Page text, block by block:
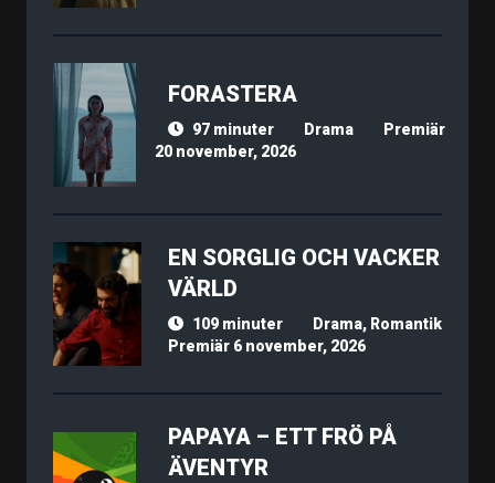
FORASTERA
97 minuter Drama
Premiär
20 november, 2026
EN SORGLIG OCH VACKER
VÄRLD
109 minuter
Drama, Romantik
Premiär 6 november, 2026
PAPAYA – ETT FRÖ PÅ
ÄVENTYR